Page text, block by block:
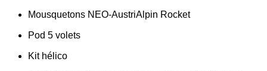
Mousquetons NEO-AustriAlpin Rocket
Pod 5 volets
Kit hélico